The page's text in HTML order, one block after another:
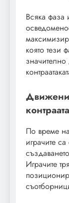
Всяка фаза
която тези
По време
играчите
Играчите